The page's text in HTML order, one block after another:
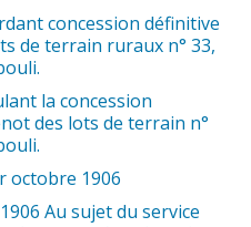
concession définitive
de terrain ruraux n° 33,
la concession
des lots de terrain n°
octobre 1906
Au sujet du service